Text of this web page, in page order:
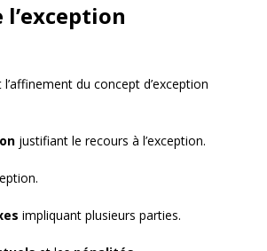
du concept d’exception
justifiant le recours à l’exception.
impliquant plusieurs parties.